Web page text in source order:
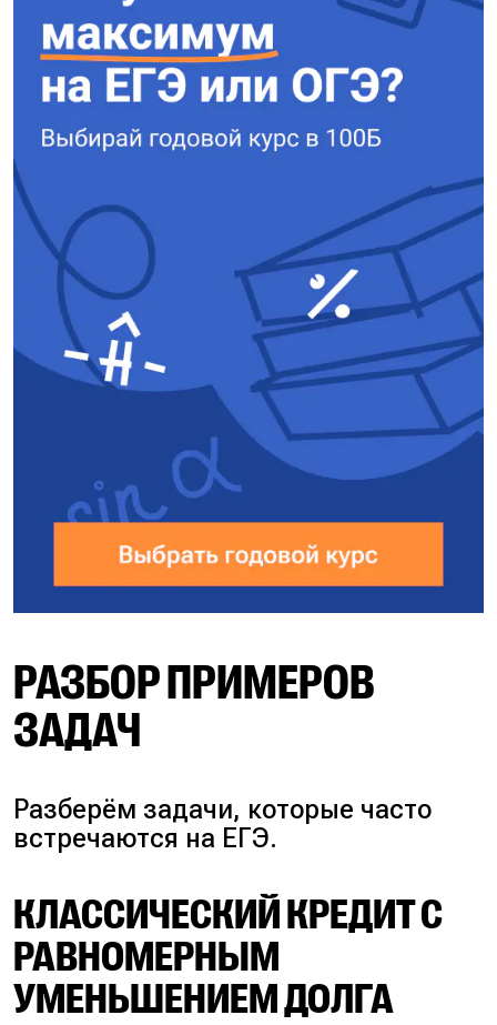
РАЗБОР ПРИМЕРОВ
ЗАДАЧ
Разберём задачи, которые часто
встречаются на ЕГЭ.
КЛАССИЧЕСКИЙ КРЕДИТ С
РАВНОМЕРНЫМ
УМЕНЬШЕНИЕМ ДОЛГА